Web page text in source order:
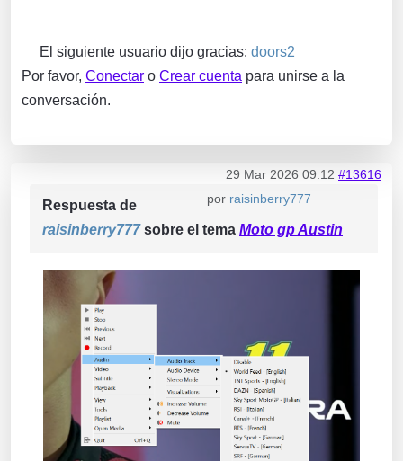
El siguiente usuario dijo gracias: doors2
Por favor, Conectar o Crear cuenta para unirse a la
conversación.
29 Mar 2026 09:12 #13616
por raisinberry777
Respuesta de
raisinberry777sobre el tema Moto gp Austin